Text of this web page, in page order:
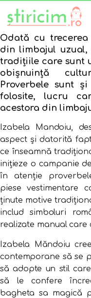
Odată cu
din limbajul
tradițiile care sunt
obișnuință
Proverbele sunt
folosite, lucru
acestora din
Izabela Mandoiu,
aspect și datorită
ce înseamnă
inițieze o campanie
în atenție
piese vestimentare
ținute motive
includ simboluri
realizate ​manual care
Izabela Măndoiu
contemporane să se
să adopte un stil
să le confere
bagheta sa magică